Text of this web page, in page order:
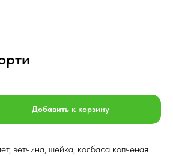
Добавить к корзину
ветчина, шейка, колбаса копченая